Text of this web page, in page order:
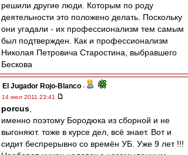
решили другие люди. Которым по роду
деятельности это положено делать. Поскольку
они угадали - их профессионализм тем самым
был подтвержден. Как и профессионализм
Николая Петровича Старостина, выбравшего
Бескова
El Jugador Rojo-Blanco -
14 июл 2011 23:41
porcus
именно поэтому Бородюка из сборной и не
выгоняют. тоже в курсе дел, всё знает. Вот и
сидит беспрерывно со времён УБ. Уже 9 лет !!!